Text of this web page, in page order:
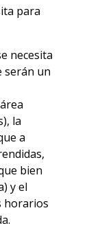
para
necesita
serán un
la
a
bien
y el
horarios